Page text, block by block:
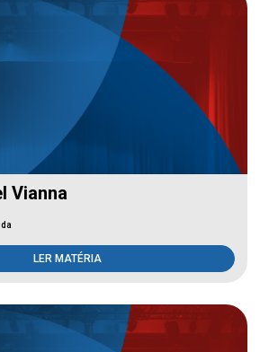
Vianna
LER MATÉRIA